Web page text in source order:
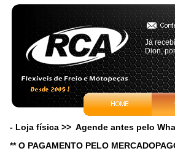
Já
Dion,
- Loja física >> Agende antes pelo
** O PAGAMENTO PELO